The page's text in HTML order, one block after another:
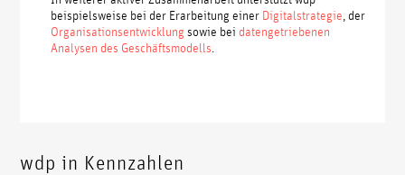
beispielsweise bei der Erarbeitung einer Digitalstrategie , der
Organisationsentwicklung sowie bei datengetriebenen
Analysen des Geschäftsmodells
wdp in Kennzahlen